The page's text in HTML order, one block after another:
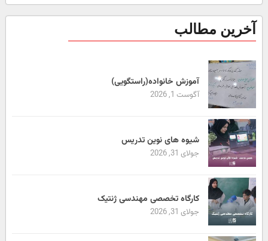
آخرین مطالب
آموزش خانواده(راستگویی)
آگوست 1, 2026
شیوه های نوین تدریس
جولای 31, 2026
کارگاه تخصصی مهندسی ژنتیک
جولای 31, 2026